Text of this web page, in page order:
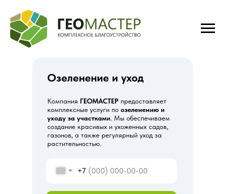
Озеленение и уход
Компания ГЕОМАСТЕР предоставляет
комплексные услуги по озеленению и
уходу за участками. Мы обеспечиваем
создание красивых и ухоженных садов,
газонов, а также регулярный уход за
растительностью.
+7